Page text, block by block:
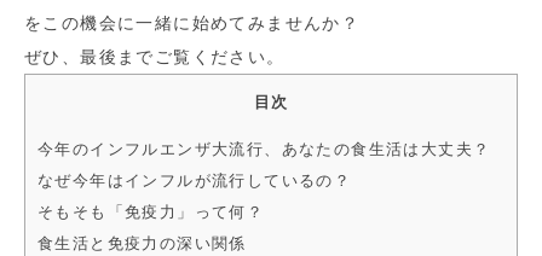
をこの機会に一緒に始めてみませんか？
ぜひ、最後までご覧ください。
目次
今年のインフルエンザ大流行、あなたの食生活は大丈夫？
なぜ今年はインフルが流行しているの？
そもそも「免疫力」って何？
食生活と免疫力の深い関係